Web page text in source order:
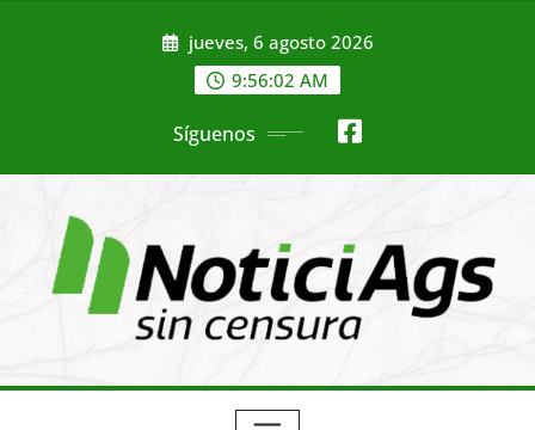
jueves, 6 agosto 2026
9:56:04 AM
Síguenos